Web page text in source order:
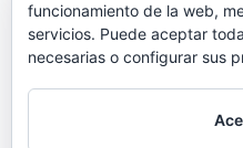
Mobile: +34 652 83 71 98
funcionamiento de la web,
servicios. Puede aceptar
necesarias o configurar sus